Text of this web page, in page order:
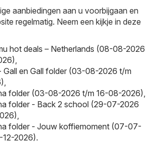
aanbiedingen aan u voorbijgaan en
regelmatig. Neem een kijkje in deze
hot deals – Netherlands (08-08-2026
Gall en Gall folder (03-08-2026 t/m
folder (03-08-2026 t/m 16-08-2026)
folder - Back 2 school (29-07-2026
folder - Jouw koffiemoment (07-07-
2026).